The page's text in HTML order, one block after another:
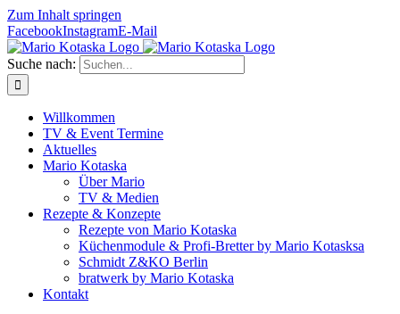
Zum Inhalt springen
FacebookInstagramE-Mail
Suche nach:
Willkommen
TV & Event Termine
Aktuelles
Mario Kotaska
Über Mario
TV & Medien
Rezepte & Konzepte
Rezepte von Mario Kotaska
Küchenmodule & Profi-Bretter by Mario Kotasksa
Schmidt Z&KO Berlin
bratwerk by Mario Kotaska
Kontakt